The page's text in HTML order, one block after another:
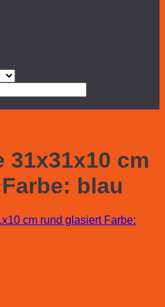
31x31x10 cm
blau
cm rund glasiert Farbe: